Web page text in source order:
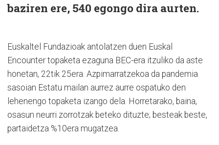
baziren ere, 540 egongo dira aurten.
Euskaltel Fundazioak antolatzen duen Euskal
Encounter topaketa ezaguna BEC-era itzuliko da aste
honetan, 22tik 25era. Azpimarratzekoa da pandemia
sasoian Estatu mailan aurrez aurre ospatuko den
lehenengo topaketa izango dela. Horretarako, baina,
osasun neurri zorrotzak beteko dituzte; besteak beste,
partaidetza %10era mugatzea.